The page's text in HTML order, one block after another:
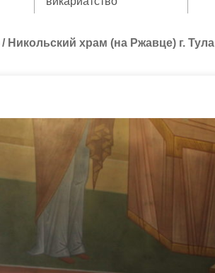
/ Никольский храм (на Ржавце) г. Тула